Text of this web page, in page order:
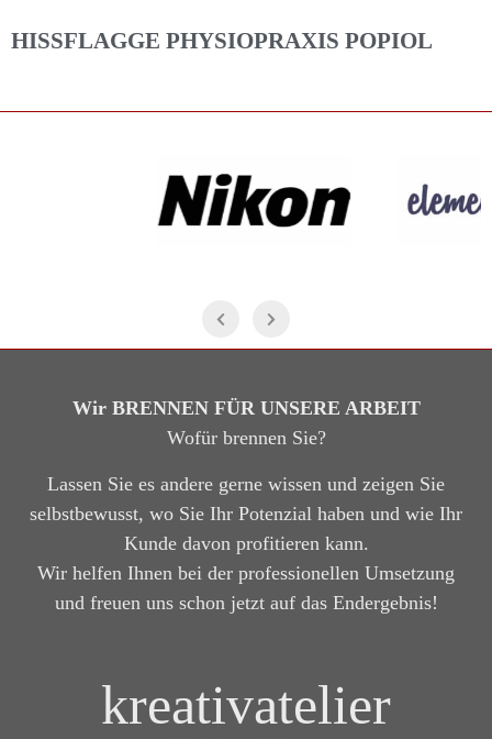
HISSFLAGGE PHYSIOPRAXIS POPIOL
Wir BRENNEN FÜR UNSERE ARBEIT
Wofür brennen Sie?
Lassen Sie es andere gerne wissen und zeigen Sie
selbstbewusst, wo Sie Ihr Potenzial haben und wie Ihr
Kunde davon profitieren kann.
Wir helfen Ihnen bei der professionellen Umsetzung
und freuen uns schon jetzt auf das Endergebnis!
kreativatelier